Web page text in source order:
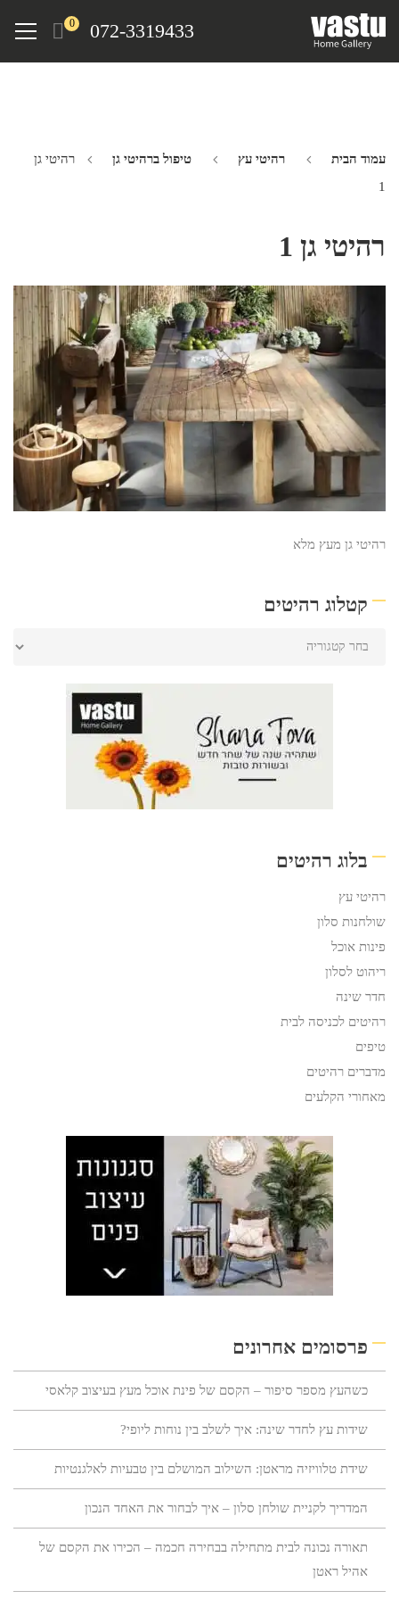
072-3319433
0
Menu
עמוד הבית רהיטי עץ טיפול ברהיטי גן
רהיטי גן
1
רהיטי גן 1
רהיטי גן מעץ מלא
קטלוג רהיטים
בלוג רהיטים
רהיטי עץ
שולחנות סלון
פינות אוכל
ריהוט לסלון
חדר שינה
רהיטים לכניסה לבית
טיפים
מדברים רהיטים
מאחורי הקלעים
פרסומים אחרונים
כשהעץ מספר סיפור – הקסם של פינת אוכל מעץ בעיצוב קלאסי
שידות עץ לחדר שינה: איך לשלב בין נוחות ליופי?
שידת טלוויזיה מראטן: השילוב המושלם בין טבעיות לאלגנטיות
המדריך לקניית שולחן סלון – איך לבחור את האחד הנכון
תאורה נכונה לבית מתחילה בבחירה חכמה – הכירו את הקסם של
אהיל ראטן